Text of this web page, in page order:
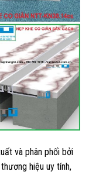
và phân phối bởi
hiệu uy tính,